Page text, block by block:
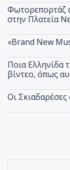
Φωτορεπορτάζ
στην Πλατεία
«Brand New
Ποια Ελληνίδα
βίντεο, όπως
Οι